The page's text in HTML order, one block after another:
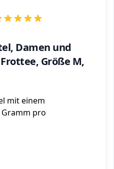
Damen und
Größe M,
mit einem
pro